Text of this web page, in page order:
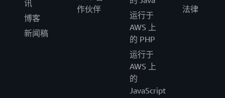
讯
博客
新闻稿
作伙伴
运行于
AWS 上
的 PHP
运行于
AWS 上
的
JavaScript
法律